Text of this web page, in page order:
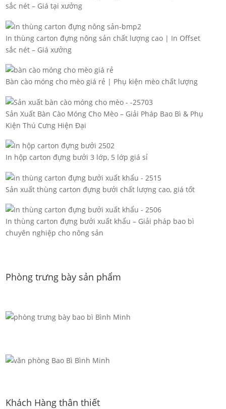
sắc nét – Giá tại xưởng
In thùng carton đựng nông sản chất lượng cao | In Offset
sắc nét – Giá xưởng
Bàn cào móng cho mèo giá rẻ | Phụ kiện mèo chất lượng
Sản Xuất Bàn Cào Móng Cho Mèo – Giải Pháp Bao Bì & Phụ
Kiện Thú Cưng Hiện Đại
In hộp carton đựng bưởi 3 lớp, 5 lớp giá sỉ
Sản xuất thùng carton đựng bưởi chất lượng cao, giá tốt
In thùng carton đựng bưởi xuất khẩu – Giải pháp bao bì
chuyên nghiệp cho nông sản
Phòng trưng bày sản phẩm
Khách Hàng thân thiết